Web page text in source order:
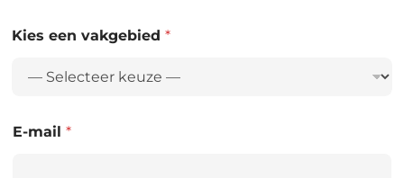
Kies een vakgebied *
E-mail *